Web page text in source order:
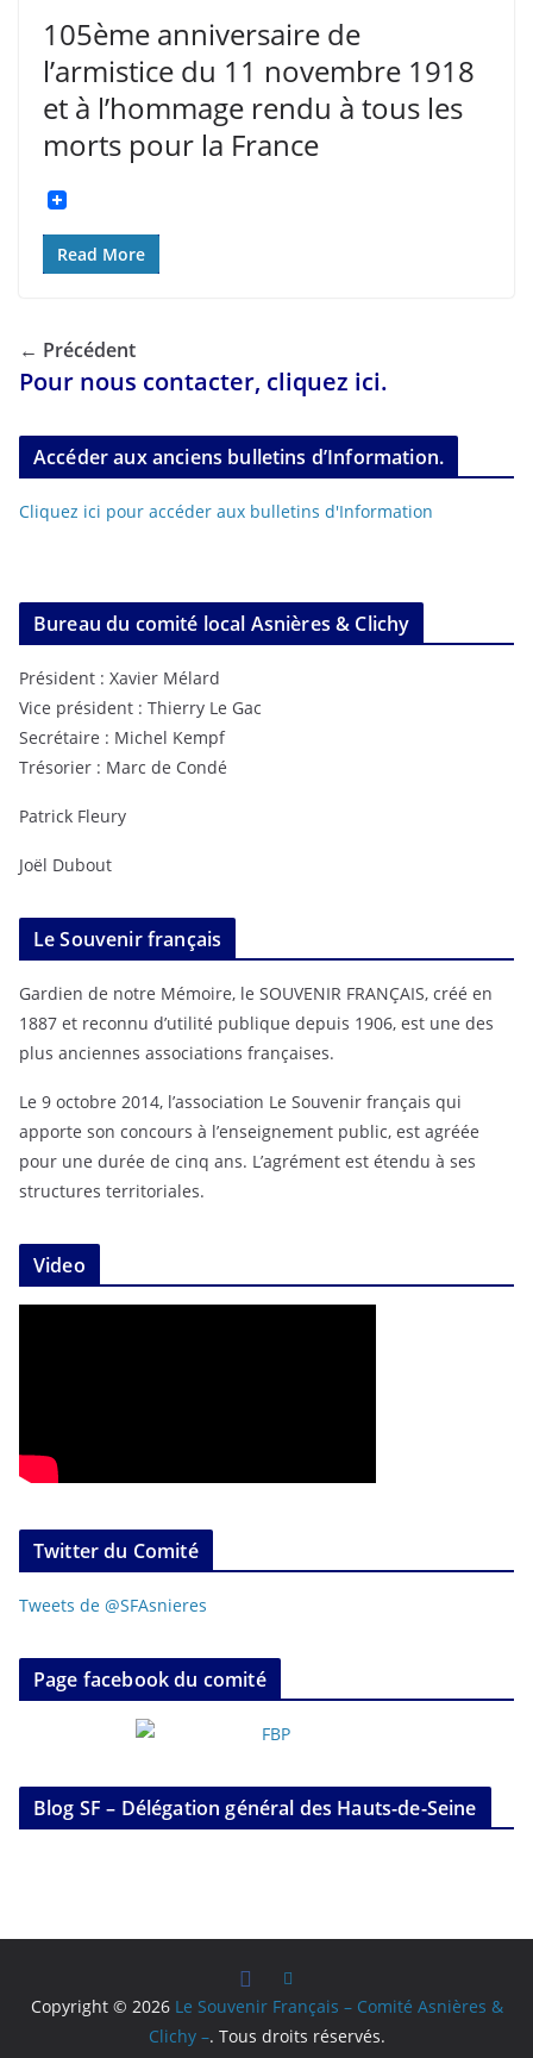
105ème anniversaire de
l’armistice du 11 novembre 1918
et à l’hommage rendu à tous les
morts pour la France
Read More
← Précédent
Pour nous contacter, cliquez ici.
Accéder aux anciens bulletins d’Information.
Cliquez ici pour accéder aux bulletins d'Information
Bureau du comité local Asnières & Clichy
Président : Xavier Mélard
Vice président : Thierry Le Gac
Secrétaire : Michel Kempf
Trésorier : Marc de Condé
Patrick Fleury
Joël Dubout
Le Souvenir français
Gardien de notre Mémoire, le SOUVENIR FRANÇAIS, créé en
1887 et reconnu d’utilité publique depuis 1906, est une des
plus anciennes associations françaises.
Le 9 octobre 2014, l’association Le Souvenir français qui
apporte son concours à l’enseignement public, est agréée
pour une durée de cinq ans. L’agrément est étendu à ses
structures territoriales.
Video
Twitter du Comité
Tweets de @SFAsnieres
Page facebook du comité
Blog SF – Délégation général des Hauts-de-Seine
Copyright © 2026 Le Souvenir Français – Comité Asnières &
Clichy –. Tous droits réservés.